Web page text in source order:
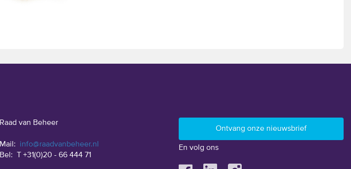
Raad van Beheer
Mail: info@raadvanbeheer.nl
Bel:
T +31(0)20 - 66 444 71
En volg ons